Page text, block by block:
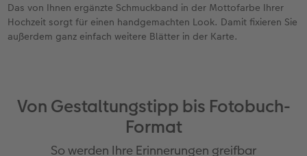
Das von Ihnen ergänzte Schmuckband in der Mottofarbe Ihrer
Hochzeit sorgt für einen handgemachten Look. Damit fixieren Sie
außerdem ganz einfach weitere Blätter in der Karte.
Von Gestaltungstipp bis Fotobuch-
Format
So werden Ihre Erinnerungen greifbar